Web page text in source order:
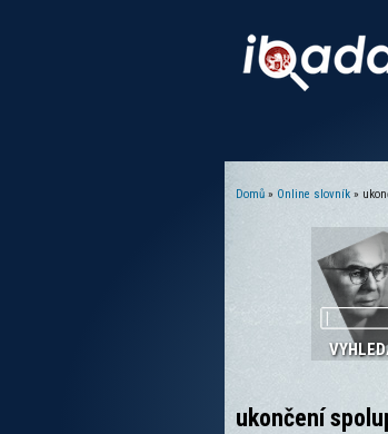
Domů » Online slovník »
ukončení